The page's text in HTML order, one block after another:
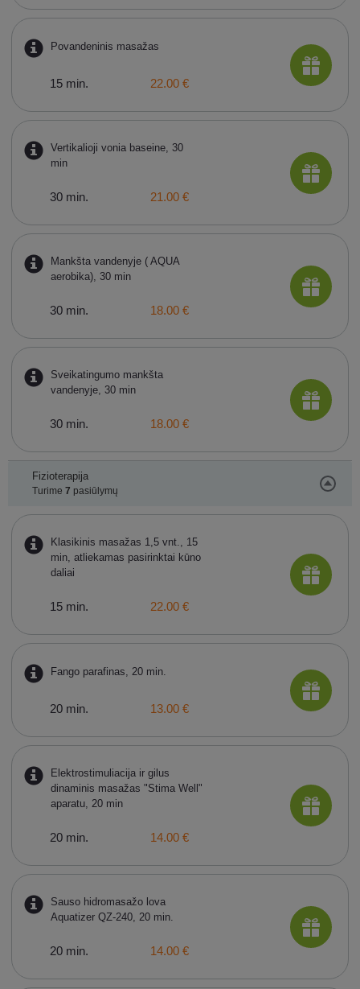
Povandeninis masažas
15 min. 22.00 €
Vertikalioji vonia baseine, 30
min
30 min. 21.00 €
Mankšta vandenyje ( AQUA
aerobika), 30 min
30 min. 18.00 €
Sveikatingumo mankšta
vandenyje, 30 min
30 min. 18.00 €
Fizioterapija
Turime 7 pasiūlymų
Klasikinis masažas 1,5 vnt., 15
min, atliekamas pasirinktai kūno
daliai
15 min. 22.00 €
Fango parafinas, 20 min.
20 min. 13.00 €
Elektrostimuliacija ir gilus
dinaminis masažas "Stima Well"
aparatu, 20 min
20 min. 14.00 €
Sauso hidromasažo lova
Aquatizer QZ-240, 20 min.
20 min. 14.00 €